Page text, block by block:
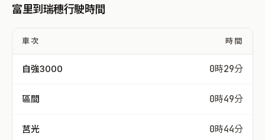
富里到瑞穗行駛時間
車次 時間
自強3000 0時29分
區間 0時49分
莒光 0時44分